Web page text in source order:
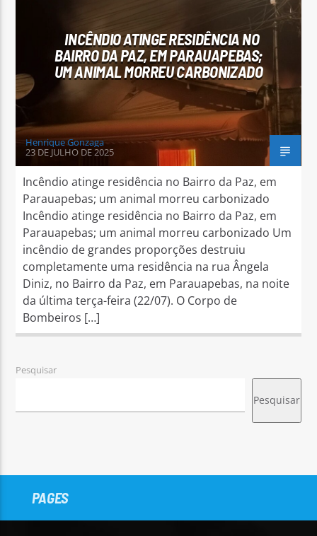
Arara Azul FM
INCÊNDIO ATINGE RESIDÊNCIA NO
BAIRRO DA PAZ, EM PARAUAPEBAS;
UM ANIMAL MORREU CARBONIZADO
Henrique Gonzaga
23 DE JULHO DE 2025
Incêndio atinge residência no Bairro da Paz, em
Parauapebas; um animal morreu carbonizado
Incêndio atinge residência no Bairro da Paz, em
Parauapebas; um animal morreu carbonizado Um
incêndio de grandes proporções destruiu
completamente uma residência na rua Ângela
Diniz, no Bairro da Paz, em Parauapebas, na noite
da última terça-feira (22/07). O Corpo de
Bombeiros […]
Pesquisar
Pesquisar
PAGES